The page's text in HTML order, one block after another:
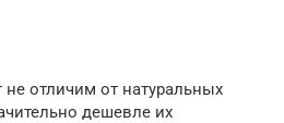
отличим от натуральных
дешевле их